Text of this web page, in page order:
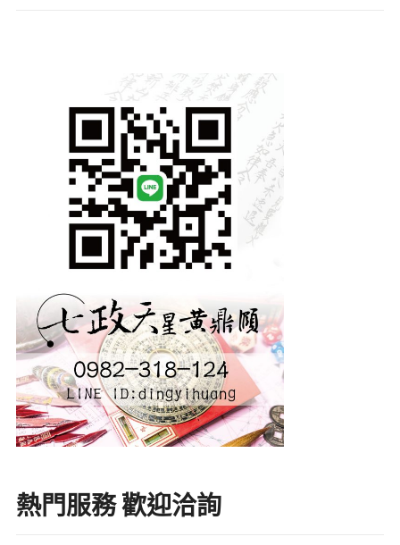
熱門服務 歡迎洽詢